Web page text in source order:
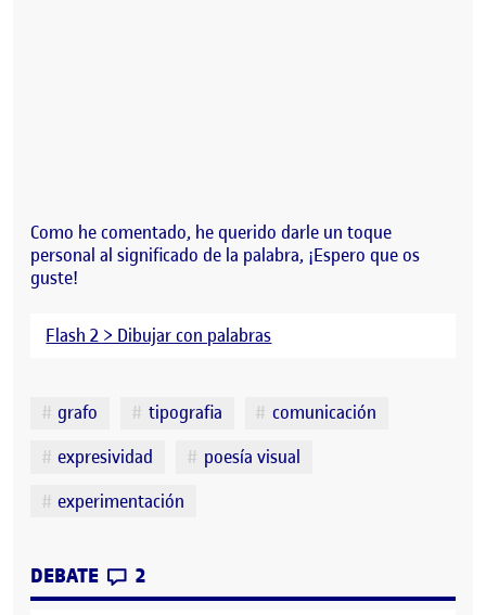
Como he comentado, he querido darle un toque
personal al significado de la palabra, ¡Espero que os
guste!
Flash 2 > Dibujar con palabras
Etiquetas
grafo tipografia
comunicación
expresividad
poesía visual
experimentación
DEBATE CONTRIBUTIONS
2EN FLASH2; DIBUJAR CON PALABRAS